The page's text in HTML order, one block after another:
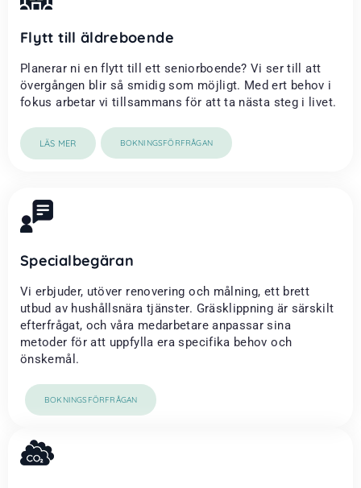
Flytt till äldreboende
Planerar ni en flytt till ett seniorboende? Vi ser till att
övergången blir så smidig som möjligt. Med ert behov i
fokus arbetar vi tillsammans för att ta nästa steg i livet.
LÄS MER BOKNINGSFÖRFRÅGAN
Specialbegäran
Vi erbjuder, utöver renovering och målning, ett brett
utbud av hushållsnära tjänster. Gräsklippning är särskilt
efterfrågat, och våra medarbetare anpassar sina
metoder för att uppfylla era specifika behov och
önskemål.
BOKNINGSFÖRFRÅGAN